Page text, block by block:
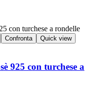
Confronta Quick view
925 con turchese a